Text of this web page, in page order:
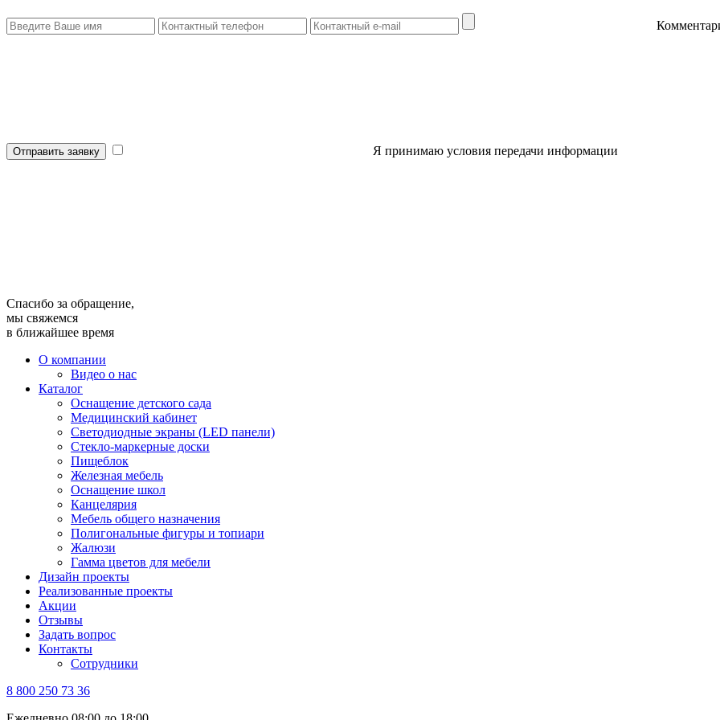
Отправить заявку Я принимаю условия передачи информации
Спасибо за обращение,
мы свяжемся
в ближайшее время
О компании
Видео о нас
Каталог
Оснащение детского сада
Медицинский кабинет
Светодиодные экраны (LED панели)
Стекло-маркерные доски
Пищеблок
Железная мебель
Оснащение школ
Канцелярия
Мебель общего назначения
Полигональные фигуры и топиари
Жалюзи
Гамма цветов для мебели
Дизайн проекты
Реализованные проекты
Акции
Отзывы
Задать вопрос
Контакты
Сотрудники
8 800 250 73 36